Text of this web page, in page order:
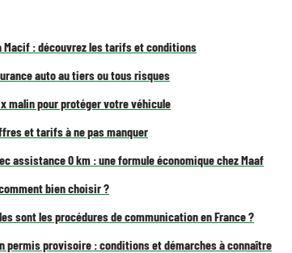
Macif : découvrez les tarifs et conditions
auto au tiers ou tous risques
malin pour protéger votre véhicule
et tarifs à ne pas manquer
assistance 0 km : une formule économique chez Maaf
bien choisir ?
sont les procédures de communication en France ?
permis provisoire : conditions et démarches à connaître